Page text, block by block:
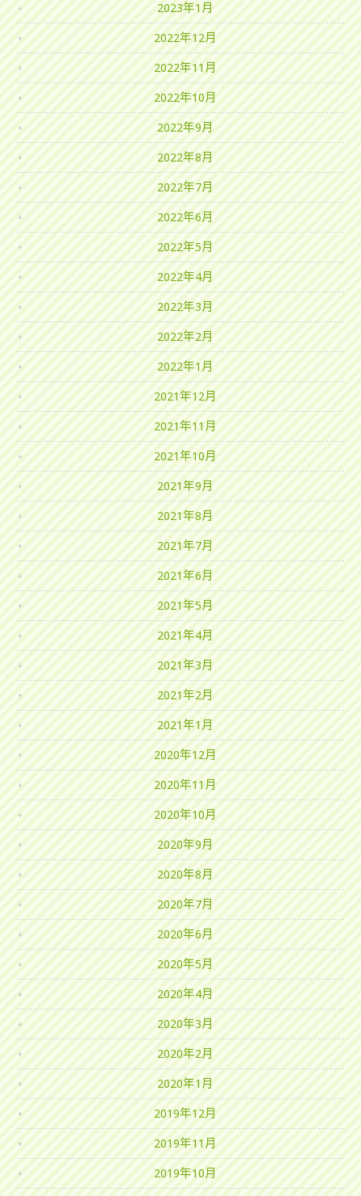
2023年1月
2022年12月
2022年11月
2022年10月
2022年9月
2022年8月
2022年7月
2022年6月
2022年5月
2022年4月
2022年3月
2022年2月
2022年1月
2021年12月
2021年11月
2021年10月
2021年9月
2021年8月
2021年7月
2021年6月
2021年5月
2021年4月
2021年3月
2021年2月
2021年1月
2020年12月
2020年11月
2020年10月
2020年9月
2020年8月
2020年7月
2020年6月
2020年5月
2020年4月
2020年3月
2020年2月
2020年1月
2019年12月
2019年11月
2019年10月